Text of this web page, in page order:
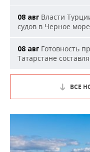
08 авг Власти
судов в Черное море
08 авг Готовность
Татарстане
ВСЕ